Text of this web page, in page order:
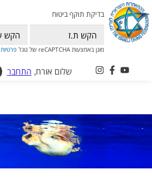
בדיקת תוקף ביטוח
מוגן באמצעות reCAPTCHA של גוגל פרטיות
שלום אורח, התחבר